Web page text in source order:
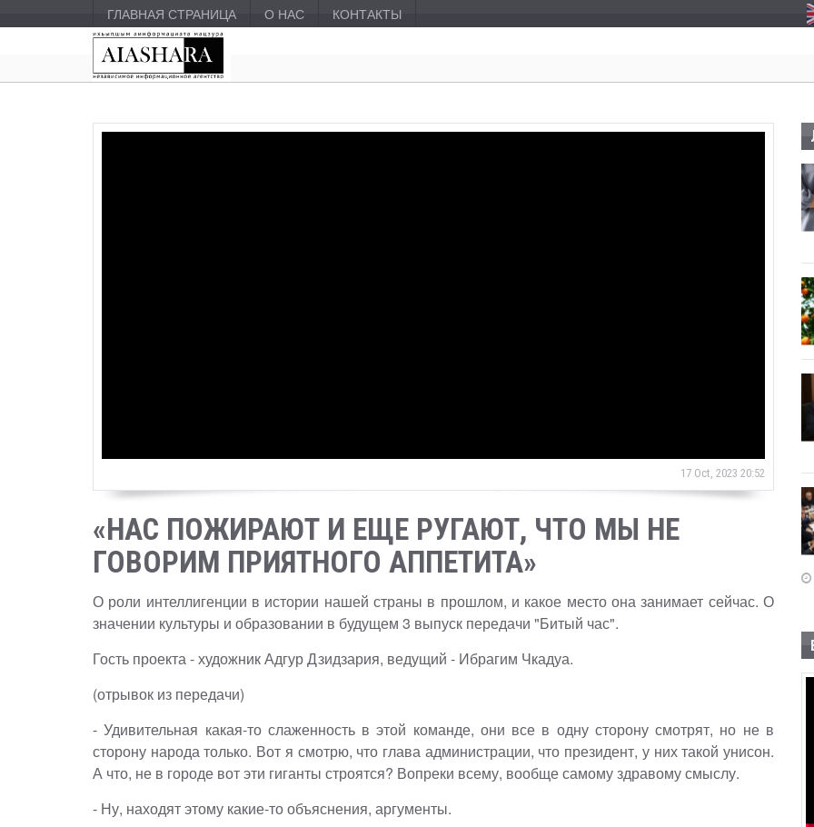
ГЛАВНАЯ СТРАНИЦА О НАС КОНТАКТЫ
17 Oct, 2023 20:52
«НАС ПОЖИРАЮТ И ЕЩЕ РУГАЮТ, ЧТО МЫ НЕ
ГОВОРИМ ПРИЯТНОГО АППЕТИТА»
О роли интеллигенции в истории нашей страны в прошлом, и какое место она занимает сейчас. О
значении культуры и образовании в будущем 3 выпуск передачи "Битый час".
Гость проекта - художник Адгур Дзидзария, ведущий - Ибрагим Чкадуа.
(отрывок из передачи)
- Удивительная какая-то слаженность в этой команде, они все в одну сторону смотрят, но не в
сторону народа только. Вот я смотрю, что глава администрации, что президент, у них такой унисон.
А что, не в городе вот эти гиганты строятся? Вопреки всему, вообще самому здравому смыслу.
- Ну, находят этому какие-то объяснения, аргументы.